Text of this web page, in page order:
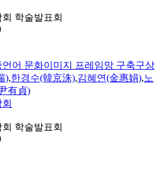
학술발표회
어 문화이미지 프레임망 구축구상
),한경수(韓京洙),김혜연(金惠娟),노
有貞)
학술발표회